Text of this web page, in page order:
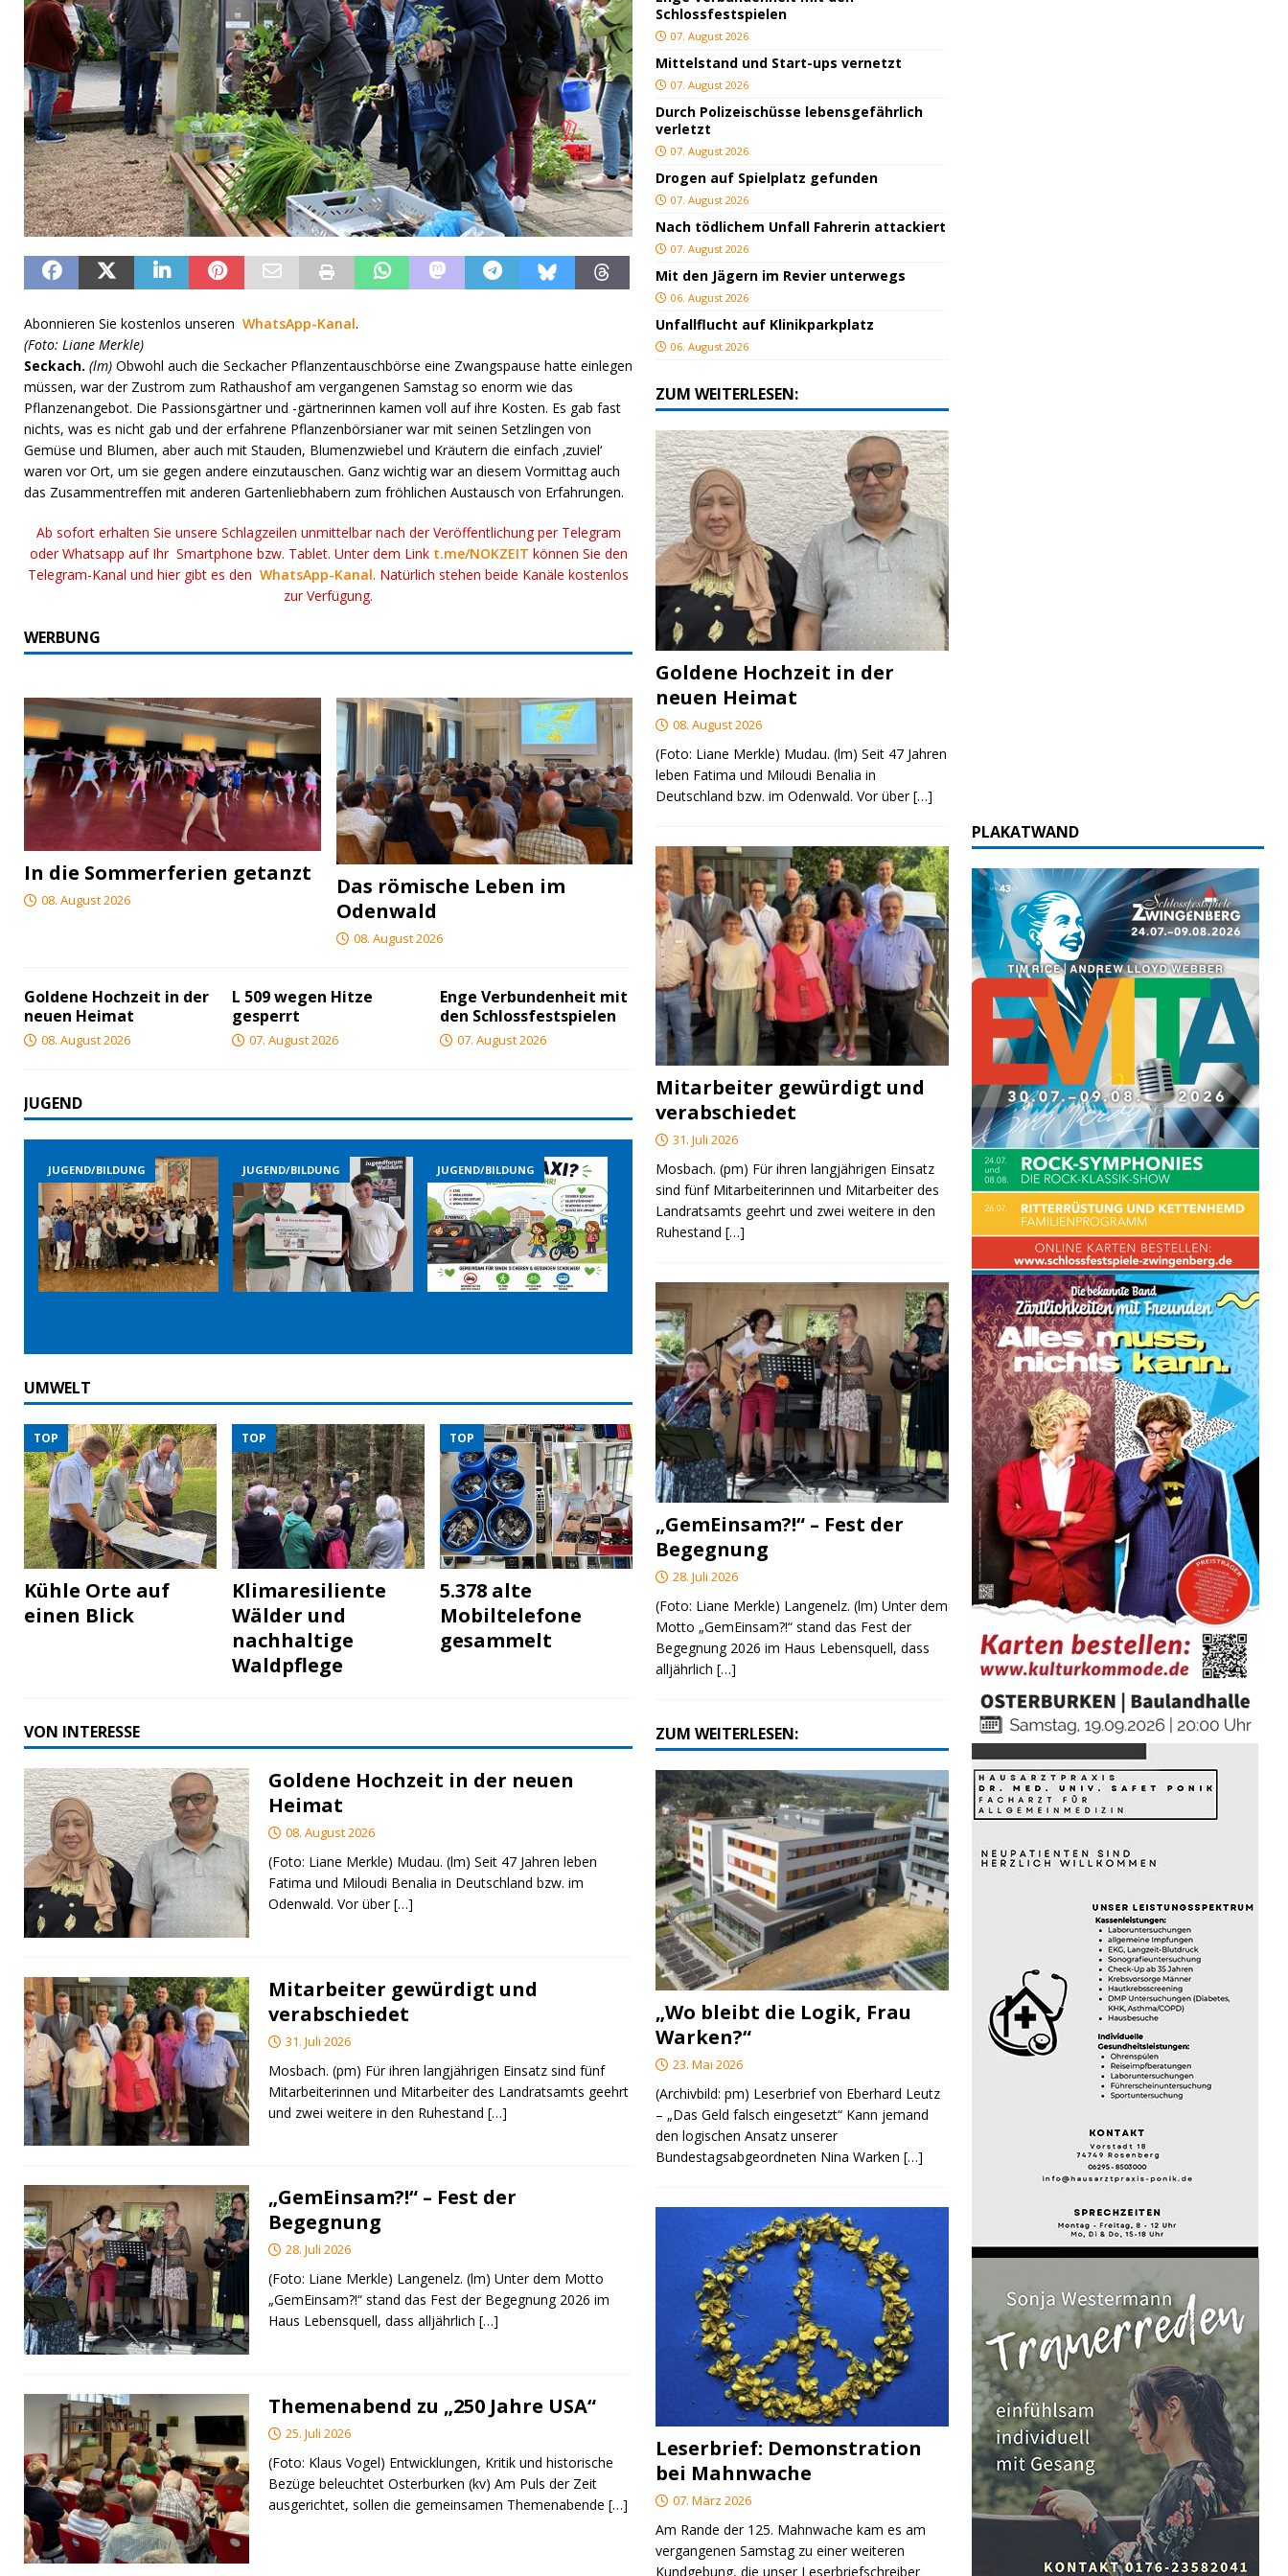
Abonnieren Sie kostenlos unseren WhatsApp-Kanal.
(Foto: Liane Merkle)
Seckach. (lm) Obwohl auch die Seckacher Pflanzentauschbörse eine Zwangspause hatte einlegen
müssen, war der Zustrom zum Rathaushof am vergangenen Samstag so enorm wie das
Pflanzenangebot. Die Passionsgärtner und -gärtnerinnen kamen voll auf ihre Kosten. Es gab fast
nichts, was es nicht gab und der erfahrene Pflanzenbörsianer war mit seinen Setzlingen von
Gemüse und Blumen, aber auch mit Stauden, Blumenzwiebel und Kräutern die einfach ‚zuviel‘
waren vor Ort, um sie gegen andere einzutauschen. Ganz wichtig war an diesem Vormittag auch
das Zusammentreffen mit anderen Gartenliebhabern zum fröhlichen Austausch von Erfahrungen.
Ab sofort erhalten Sie unsere Schlagzeilen unmittelbar nach der Veröffentlichung per Telegram
oder Whatsapp auf Ihr Smartphone bzw. Tablet. Unter dem Link t.me/NOKZEIT können Sie den
Telegram-Kanal und hier gibt es denWhatsApp-Kanal. Natürlich stehen beide Kanäle kostenlos
zur Verfügung.
WERBUNG
In die Sommerferien getanzt
08. August 2026
Das römische Leben im
Odenwald
08. August 2026
Goldene Hochzeit in der
neuen Heimat
08. August 2026
L 509 wegen Hitze
gesperrt
07. August 2026
Enge Verbundenheit mit
den Schlossfestspielen
07. August 2026
JUGEND
JUGEND/BILDUNG JUGEND/BILDUNG JUGEND/BILDUNG JUGEND/BILDUNG
UMWELT
TOP
Kühle Orte auf
einen Blick
TOP
Klimaresiliente
Wälder und
nachhaltige
Waldpflege
TOP
5.378 alte
Mobiltelefone
gesammelt
VON INTERESSE
Goldene Hochzeit in der neuen
Heimat
08. August 2026
(Foto: Liane Merkle) Mudau. (lm) Seit 47 Jahren leben
Fatima und Miloudi Benalia in Deutschland bzw. im
Odenwald. Vor über[…]
Mitarbeiter gewürdigt und
verabschiedet
31. Juli 2026
Mosbach. (pm) Für ihren langjährigen Einsatz sind fünf
Mitarbeiterinnen und Mitarbeiter des Landratsamts geehrt
und zwei weitere in den Ruhestand […]
„GemEinsam?!“ – Fest der
Begegnung
28. Juli 2026
(Foto: Liane Merkle) Langenelz. (lm) Unter dem Motto
„GemEinsam?!“ stand das Fest der Begegnung 2026 im
Haus Lebensquell, dass alljährlich […]
Themenabend zu „250 Jahre USA“
25. Juli 2026
(Foto: Klaus Vogel) Entwicklungen, Kritik und historische
Bezüge beleuchtet Osterburken (kv) Am Puls der Zeit
ausgerichtet, sollen die gemeinsamen Themenabende […]
Schlossfestspielen
07. August 2026
Mittelstand und Start-ups vernetzt
07. August 2026
Durch Polizeischüsse lebensgefährlich
verletzt
07. August 2026
Drogen auf Spielplatz gefunden
07. August 2026
Nach tödlichem Unfall Fahrerin attackiert
07. August 2026
Mit den Jägern im Revier unterwegs
06. August 2026
Unfallflucht auf Klinikparkplatz
06. August 2026
ZUM WEITERLESEN:
Goldene Hochzeit in der
neuen Heimat
08. August 2026
(Foto: Liane Merkle) Mudau. (lm) Seit 47 Jahren
leben Fatima und Miloudi Benalia in
Deutschland bzw. im Odenwald. Vor über[…]
Mitarbeiter gewürdigt und
verabschiedet
31. Juli 2026
Mosbach. (pm) Für ihren langjährigen Einsatz
sind fünf Mitarbeiterinnen und Mitarbeiter des
Landratsamts geehrt und zwei weitere in den
Ruhestand[…]
„GemEinsam?!“ – Fest der
Begegnung
28. Juli 2026
(Foto: Liane Merkle) Langenelz. (lm) Unter dem
Motto „GemEinsam?!“ stand das Fest der
Begegnung 2026 im Haus Lebensquell, dass
alljährlich[…]
ZUM WEITERLESEN:
„Wo bleibt die Logik, Frau
Warken?“
23. Mai 2026
(Archivbild: pm) Leserbrief von Eberhard Leutz
– „Das Geld falsch eingesetzt“ Kann jemand
den logischen Ansatz unserer
Bundestagsabgeordneten Nina Warken[…]
Leserbrief: Demonstration
bei Mahnwache
07. März 2026
Am Rande der 125. Mahnwache kam es am
vergangenen Samstag zu einer weiteren
Kundgebung, die unser Leserbriefschreiber
PLAKATWAND